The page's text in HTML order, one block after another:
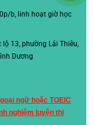
b, linh hoạt giờ học
lộ 13, phường Lái Thiêu,
Dương
ngữ hoặc TOEIC
nghiệm luyện thi